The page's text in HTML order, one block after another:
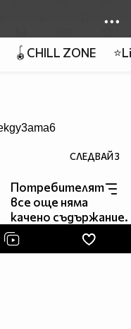
🪀CHILL ZONE
СЛЕДВАЙ3
Потребителят
все още няма
качено съдържание.